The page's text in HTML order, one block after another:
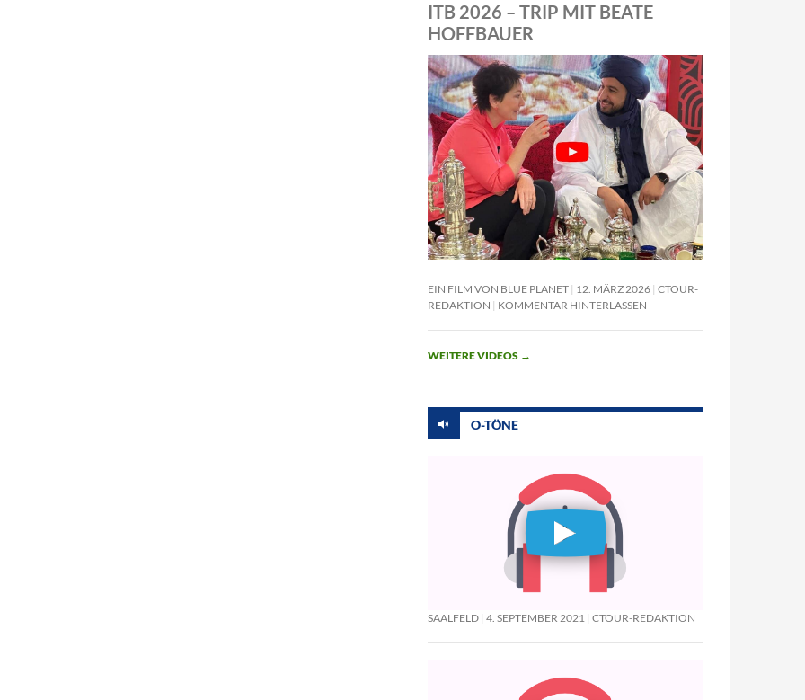
ITB 2026 – TRIP MIT BEATE
HOFFBAUER
EIN FILM VON BLUE PLANET 12. MÄRZ 2026 CTOUR-
REDAKTION
KOMMENTAR HINTERLASSEN
WEITERE VIDEOS →
O-TÖNE
SAALFELD 4. SEPTEMBER 2021 CTOUR-REDAKTION